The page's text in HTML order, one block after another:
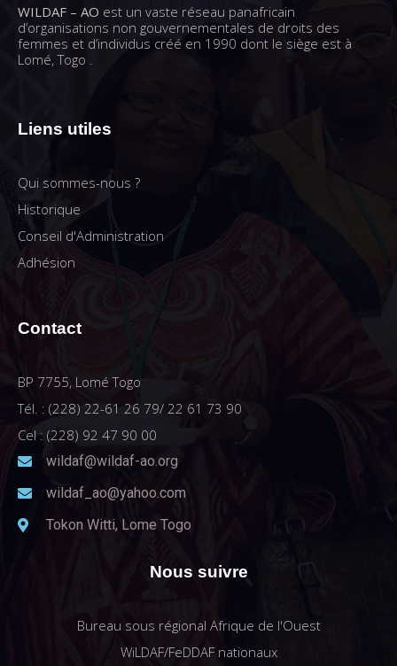
WILDAF – AO est un vaste réseau panafricain
d’organisations non gouvernementales de droits des
femmes et d’individus créé en 1990 dont le siège est à
Lomé, Togo .
Liens utiles
Qui sommes-nous ?
Historique
Conseil d'Administration
Adhésion
Contact
BP 7755, Lomé Togo
Tél. : (228) 22-61 26 79/ 22 61 73 90
Cel : (228) 92 47 90 00
wildaf@wildaf-ao.org
wildaf_ao@yahoo.com
Tokon Witti, Lome Togo
Nous suivre
Bureau sous régional Afrique de l'Ouest
WiLDAF/FeDDAF nationaux